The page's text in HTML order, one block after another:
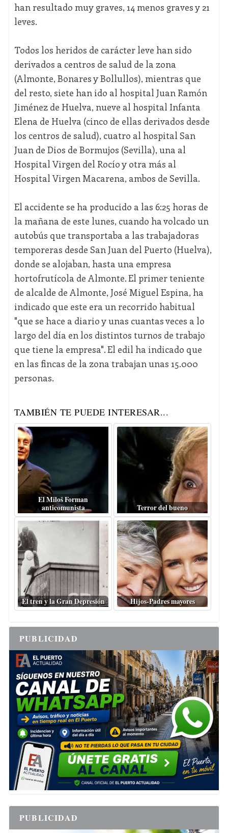
han resultado muy graves, 14 menos graves y 21
leves.
Todos los heridos de carácter leve han sido
derivados a centros de salud de la zona
(Almonte, Bonares y Bollullos), mientras que
del resto, siete han ido al hospital Juan Ramón
Jiménez de Huelva, nueve al hospital Infanta
Elena de Huelva (cinco de ellas derivados desde
los centros de salud), cuatro al hospital San
Juan de Dios de Bormujos (Sevilla), una al
Hospital Virgen del Rocío y otra más al
Hospital Virgen Macarena, ambos de Sevilla.
El accidente se ha producido a las 6:25 horas de
la mañana de este lunes, cuando ha volcado un
autobús que transportaba a las trabajadoras
temporeras desde San Juan del Puerto (Huelva),
donde se alojaban, hasta una empresa
hortofrutícola de Almonte. El primer teniente
de alcalde de Almonte, José Miguel Espina, ha
indicado que este era un recorrido habitual
"que se hace a diario y unas cuantas veces a lo
largo del día en los distintos turnos de trabajo
que tiene la empresa". El edil ha indicado que
en las fincas de la zona trabajan unas 15.000
personas.
TAMBIÉN TE PUEDE INTERESAR...
El Miloš Forman
anticomunista
Terror del bueno
El tren y la Gran Depresión Hijos-Padres mayores
PUBLICIDAD
PUBLICIDAD